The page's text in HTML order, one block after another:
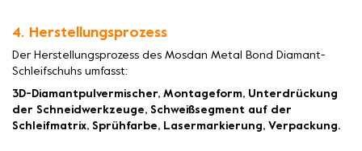
4. Herstellungsprozess
Der Herstellungsprozess des Mosdan Metal Bond Diamant-
Schleifschuhs umfasst:
3D-Diamantpulvermischer, Montageform, Unterdrückung
der Schneidwerkzeuge, Schweißsegment auf der
Schleifmatrix, Sprühfarbe, Lasermarkierung, Verpackung.